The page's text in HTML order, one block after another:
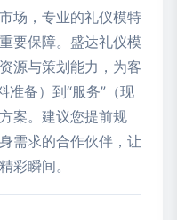
场，专业的礼仪模特
要保障。盛达礼仪模
源与策划能力，为客
准备）到“服务”（现
案。建议您提前规
需求的合作伙伴，让
彩瞬间。